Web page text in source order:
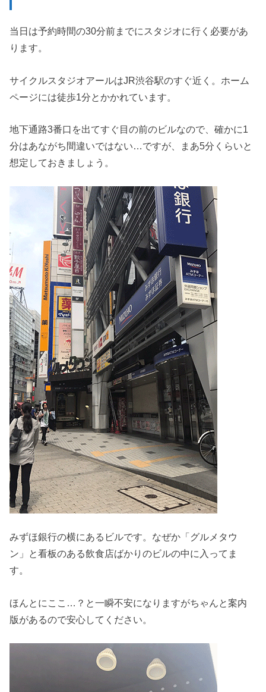
当日は予約時間の30分前までにスタジオに行く必要があ
ります。
サイクルスタジオアールはJR渋谷駅のすぐ近く。ホーム
ページには徒歩1分とかかれています。
地下通路3番口を出てすぐ目の前のビルなので、確かに1
分はあながち間違いではない…ですが、まあ5分くらいと
想定しておきましょう。
みずほ銀行の横にあるビルです。なぜか「グルメタウ
ン」と看板のある飲食店ばかりのビルの中に入ってま
す。
ほんとにここ…？と一瞬不安になりますがちゃんと案内
版があるので安心してください。